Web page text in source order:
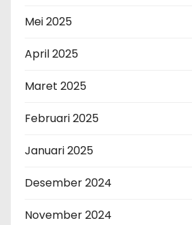
Mei 2025
April 2025
Maret 2025
Februari 2025
Januari 2025
Desember 2024
November 2024